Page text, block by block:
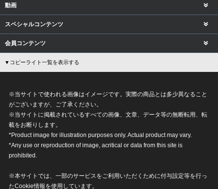
動画
スペシャルコンテンツ
会員コンテンツ
▼コピーライト一覧を表示する
※当サイトで使われる画像はイメージです。実際の商品とは多少異なること
がございますが、ご了承ください。
※当サイトに掲載されているすべての画像、文章、データ等の無断転用、転
載をお断りします。
*Product image for illustration purposes only. Actual product may vary.
*Any use or reproduction of image, acritical or data from this site is
prohibited.
※本サイトでは、一部のサービスをご利用いただくために付与設定等を行っ
たCookie情報を使用しています。